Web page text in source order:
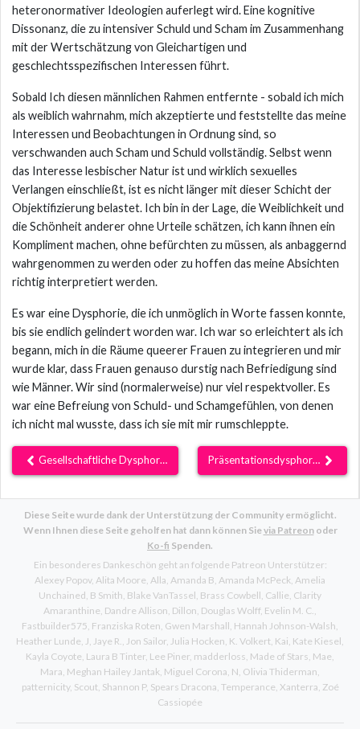
heteronormativer Ideologien auferlegt wird. Eine kognitive
Dissonanz, die zu intensiver Schuld und Scham im Zusammenhang
mit der Wertschätzung von Gleichartigen und
geschlechtsspezifischen Interessen führt.
Sobald Ich diesen männlichen Rahmen entfernte - sobald ich mich
als weiblich wahrnahm, mich akzeptierte und feststellte das meine
Interessen und Beobachtungen in Ordnung sind, so
verschwanden auch Scham und Schuld vollständig. Selbst wenn
das Interesse lesbischer Natur ist und wirklich sexuelles
Verlangen einschließt, ist es nicht länger mit dieser Schicht der
Objektifizierung belastet. Ich bin in der Lage, die Weiblichkeit und
die Schönheit anderer ohne Urteile schätzen, ich kann ihnen ein
Kompliment machen, ohne befürchten zu müssen, als anbaggernd
wahrgenommen zu werden oder zu hoffen das meine Absichten
richtig interpretiert werden.
Es war eine Dysphorie, die ich unmöglich in Worte fassen konnte,
bis sie endlich gelindert worden war. Ich war so erleichtert als ich
begann, mich in die Räume queerer Frauen zu integrieren und mir
wurde klar, dass Frauen genauso durstig nach Befriedigung sind
wie Männer. Wir sind (normalerweise) nur viel respektvoller. Es
war eine Befreiung von Schuld- und Schamgefühlen, von denen
ich nicht mal wusste, dass ich sie mit mir rumschleppte.
Gesellschaftliche Dysphorie Präsentationsdysphorie
Diese Seite wurde dank der Unterstützung der Community ermöglicht.
Wenn Ihnen diese Seite geholfen hat dann können Sievia Patreonoder
Ko-fi Spenden.
Ein besonderes Dankeschön geht an folgende Patreon Unterstützer:
Alexey Popov Alita Moore Alla Amanda B Amanda McPeck Amelia
Unchained B Smith Blake VanTassel Brass Cowbell Callie Clarity
Amaranthine Dandre Allison Dillon Douglas Wolff Evelin M. C.
Fastbuilder575 Franziska Roten Gwen Marshall Hannah Johnson-Walsh
Heather Lunde J Jaye R. Jon Sailor Julia Hocken K. Volkert Kai Kate Kiesel
Kayla Coyote Laura B Tinter Lee Piner madderloss Made of Stars Mae
Mara Meghan Hailey Jantak Miguel Corona N Olivia Thiderman
patternicity Scout Shannon P Spears Dracona Temperance Xanterra Zoé
Cassiopée